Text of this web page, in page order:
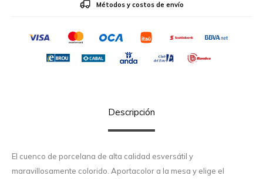
Métodos y costos de envío
Descripción
El cuenco de porcelana de alta calidad esversátil y
maravillosamente colorido. Aportacolor a la mesa y elige el